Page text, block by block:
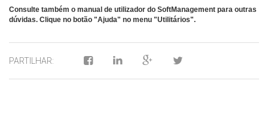
Consulte também o manual de utilizador do SoftManagement para outras
dúvidas. Clique no botão "Ajuda" no menu "Utilitários".
PARTILHAR: